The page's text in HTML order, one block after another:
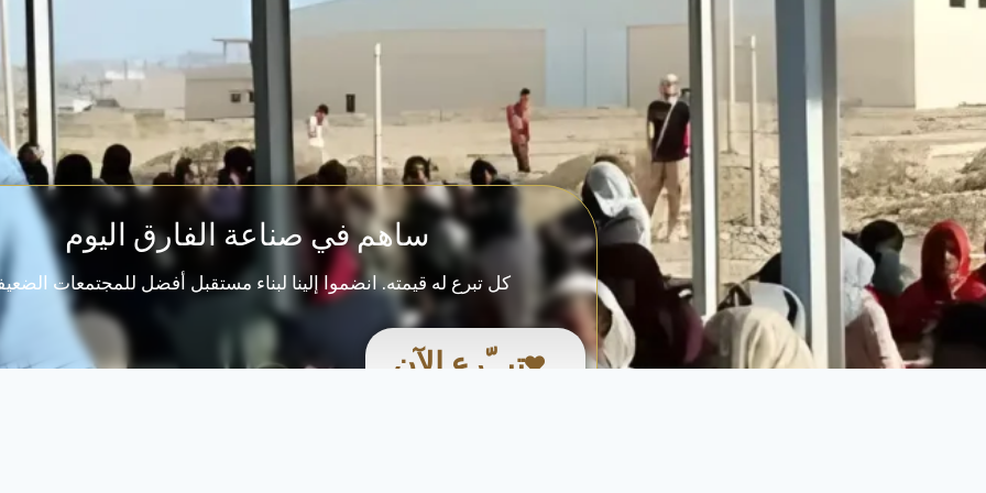
ساهم في صناعة الفارق اليوم
كل تبرع له قيمته. انضموا إلينا لبناء مستقبل أفضل للمجتمعات
تبــّرع الآن